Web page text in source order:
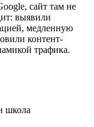
сайт там не
выявили
медленную
контент-
трафика.
школа